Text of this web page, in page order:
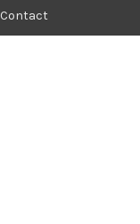
Contact